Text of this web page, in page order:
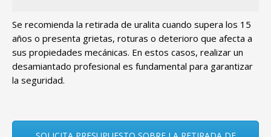
Se recomienda la retirada de uralita cuando supera los 15
años o presenta grietas, roturas o deterioro que afecta a
sus propiedades mecánicas. En estos casos, realizar un
desamiantado profesional es fundamental para garantizar
la seguridad.